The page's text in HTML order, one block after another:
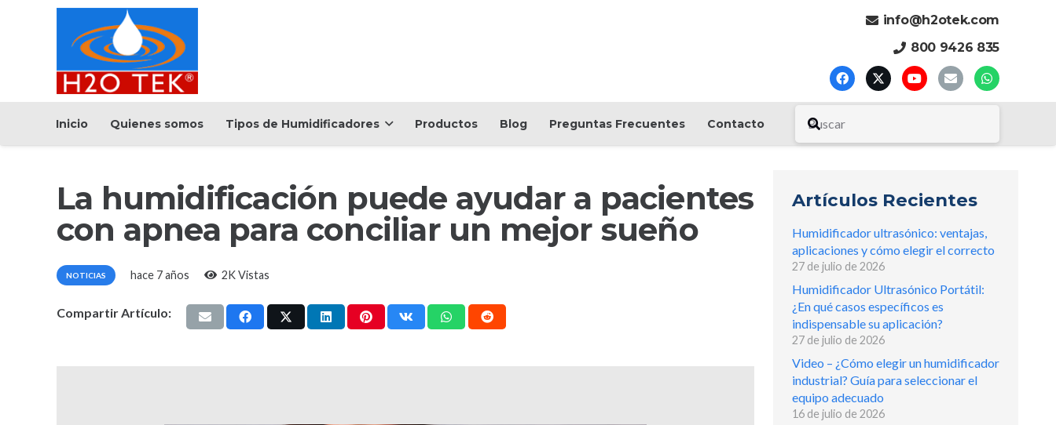
info@h2otek.com
800 9426 835
Inicio Quienes somos Tipos de Humidificadores Productos Blog Preguntas Frecuentes Contacto
La humidificación puede ayudar a pacientes
con apnea para conciliar un mejor sueño
NOTICIAS hace 7 años 2KVistas
Compartir Artículo:
Artículos Recientes
Humidificador ultrasónico: ventajas,
aplicaciones y cómo elegir el correcto
27 de julio de 2026
Humidificador Ultrasónico Portátil:
¿En qué casos específicos es
indispensable su aplicación?
27 de julio de 2026
Video – ¿Cómo elegir un humidificador
industrial? Guía para seleccionar el
equipo adecuado
16 de julio de 2026